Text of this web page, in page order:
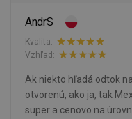
AndrS
Kvalita:
Vzhľad:
Ak niekto hľadá odtok
otvorenú, ako ja, tak
super a cenovo na